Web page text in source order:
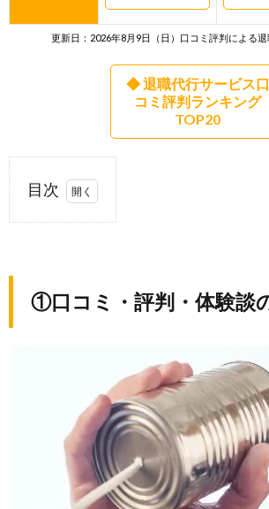
更新日：2026年8月9日（日）口コミ評判による
◆ 退職代行サービス口
コミ評判ランキング
TOP20
目次
1.
ミ・
評
①口コミ・評判・体験談